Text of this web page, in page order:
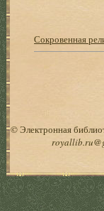
Сокровенная
© Электронная